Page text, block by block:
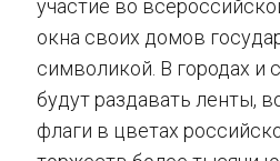
участие во
окна своих домов
символикой. В городах и
будут раздавать ленты,
флаги в цветах